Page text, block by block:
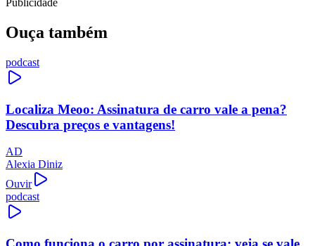
Publicidade
Ouça também
podcast
Localiza Meoo: Assinatura de carro vale a pena?
Descubra preços e vantagens!
AD
Alexia Diniz
Ouvir
podcast